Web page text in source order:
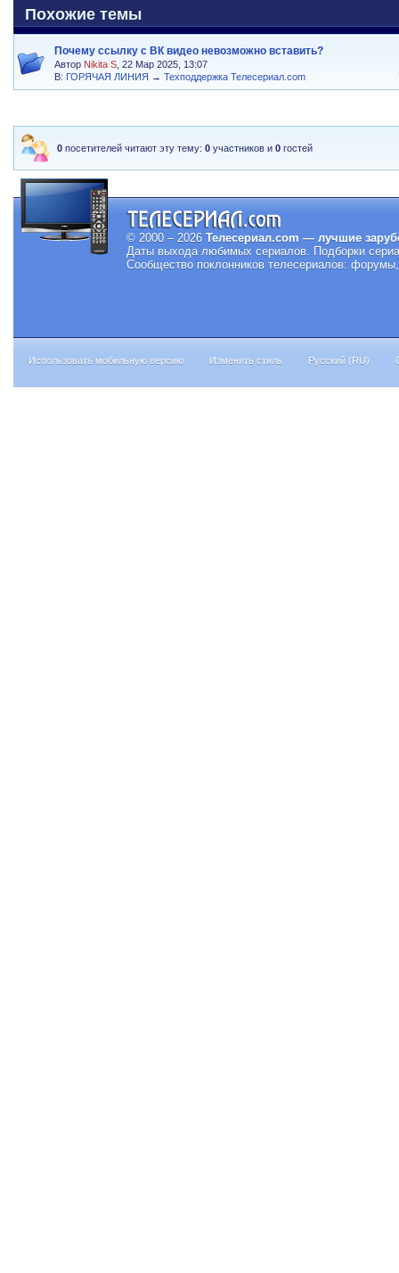
Похожие темы
Почему ссылку с ВК видео невозможно вставить?
Автор Nikita S , 22 Мар 2025, 13:07
В: ГОРЯЧАЯ ЛИНИЯ →Техподдержка Телесериал.com
0 посетителей читают эту тему:0 участников и0 гостей
© 2000 – 2026 Телесериал.com — лучшие
Даты выхода любимых сериалов. Подборки
Сообщество поклонников телесериалов:
Использовать мобильную версию Изменить стиль Русский (RU)